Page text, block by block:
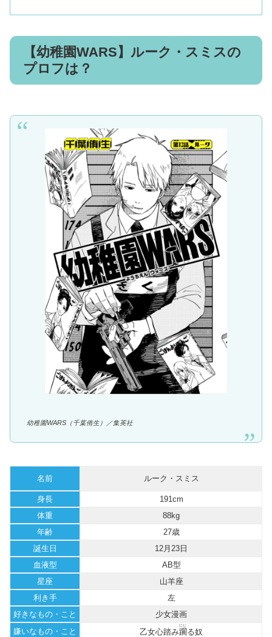
【幼稚園WARS】ルーク・スミスの
プロフは？
幼稚園WARS（千葉侑生）／集英社
名前 ルーク・スミス
身長
191cm
体重
88kg
年齢
27歳
誕生日
12月23日
血液型
AB型
星座
山羊座
利き手
左
好きなもの・こと
少女漫画
嫌いなもの・こと
乙女心踏み躙
にじ
る奴